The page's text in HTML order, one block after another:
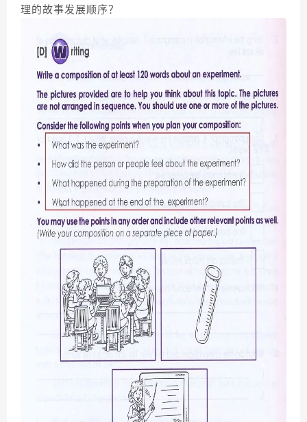
理的故事发展顺序？